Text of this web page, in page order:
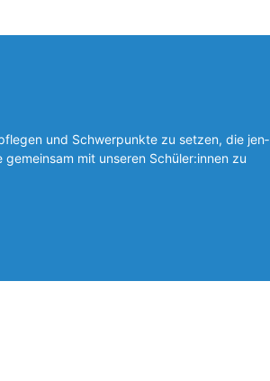
und Schwerpunkte zu setzen, die jen­
mit unseren Schüler:innen zu